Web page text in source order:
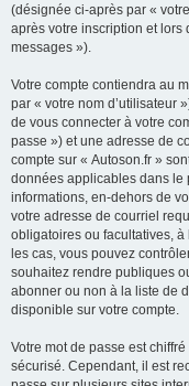
(désignée ci-après par «
après votre inscription et
messages »).
Votre compte contiendra au
par « votre nom d’utilisateur
de vous connecter à votre
passe ») et une adresse de
compte sur « Autoson.fr »
données applicables dans le
informations, en-dehors de
votre adresse de courriel
obligatoires ou facultatives,
les cas, vous pouvez
souhaitez rendre publiques
abonner ou non à la liste de
disponible sur votre compte.
Votre mot de passe est
sécurisé. Cependant, il est